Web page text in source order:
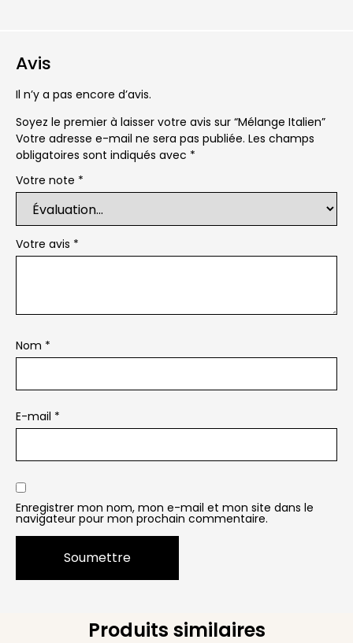
Avis
Il n’y a pas encore d’avis.
Soyez le premier à laisser votre avis sur “Mélange Italien”
Votre adresse e-mail ne sera pas publiée. Les champs
obligatoires sont indiqués avec *
Votre note *
Votre avis *
Nom *
E-mail *
Enregistrer mon nom, mon e-mail et mon site dans le
navigateur pour mon prochain commentaire.
Produits similaires